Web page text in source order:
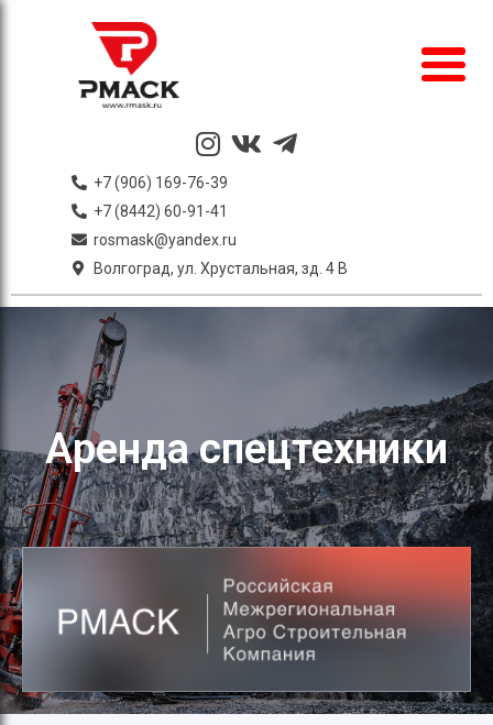
+7 (906) 169-76-39
+7 (8442) 60-91-41
rosmask@yandex.ru
Волгоград, ул. Хрустальная, зд. 4 В
Аренда спецтехники